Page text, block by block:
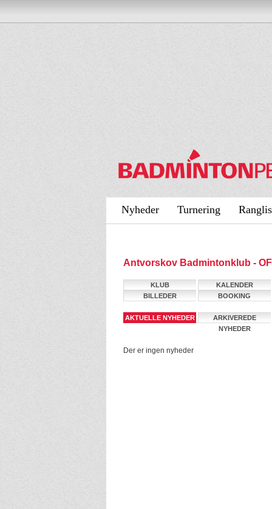
Nyheder Turnering
Antvorskov Badmintonklub -
KLUB
KALENDER
BILLEDER
BOOKING
AKTUELLE NYHEDER
ARKIVEREDE
NYHEDER
Der er ingen nyheder